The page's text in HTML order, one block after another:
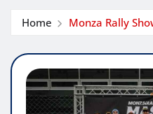
Home Monza Rally